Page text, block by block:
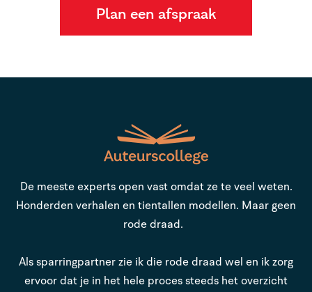
Plan een afspraak
De meeste experts open vast omdat ze te veel weten.
Honderden verhalen en tientallen modellen. Maar geen
rode draad.
Als sparringpartner zie ik die rode draad wel en ik zorg
ervoor dat je in het hele proces steeds het overzicht